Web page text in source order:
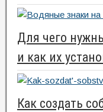
Для чего
и как их
Как создать